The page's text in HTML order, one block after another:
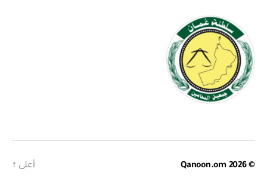
© 2026
Qanoon.om أعلى ↑